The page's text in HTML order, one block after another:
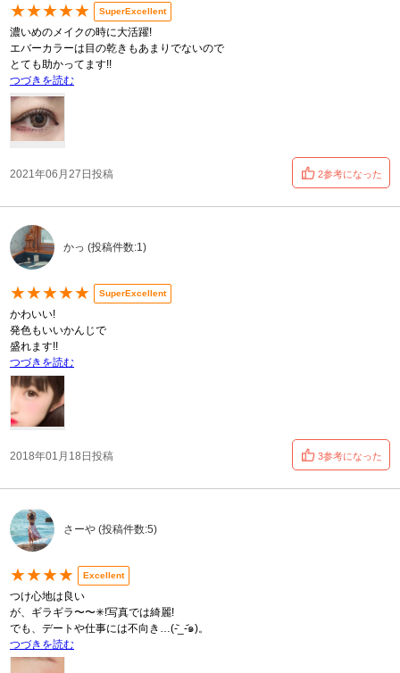
★★★★★ SuperExcellent
濃いめのメイクの時に大活躍!
エバーカラーは目の乾きもあまりでないので
とても助かってます!!
つづきを読む
2021年06月27日投稿 2参考になった
かっ (投稿件数:1)
★★★★★ SuperExcellent
かわいい!
発色もいいかんじで
盛れます!!
つづきを読む
2018年01月18日投稿 3参考になった
さーや (投稿件数:5)
★★★★ Excellent
つけ心地は良い
が、ギラギラ〜〜✳︎!写真では綺麗!
でも、デートや仕事には不向き…(-᷅_-᷄๑)。
つづきを読む